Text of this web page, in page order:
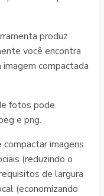
produz
você encontra
compactada
fotos pode
e png.
imagens
(reduzindo o
de largura
(economizando